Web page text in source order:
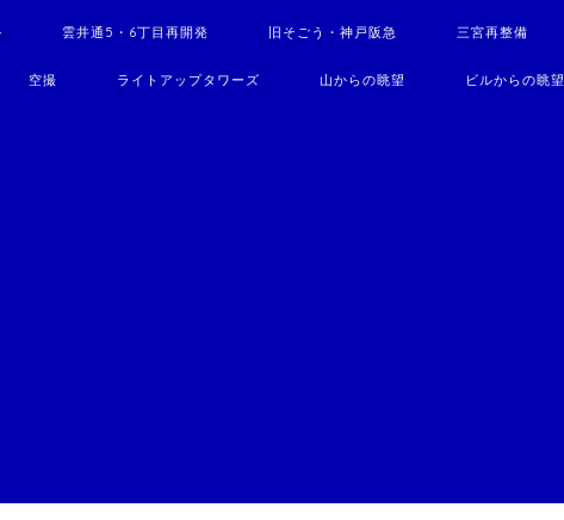
雲井通5・6丁目再開発 旧そごう・神戸阪急 三宮再整備
空撮 ライトアップタワーズ 山からの眺望 ビルからの眺望